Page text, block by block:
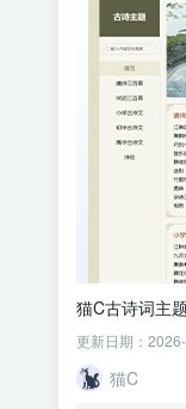
猫C古诗词主题
更新日期：
猫C